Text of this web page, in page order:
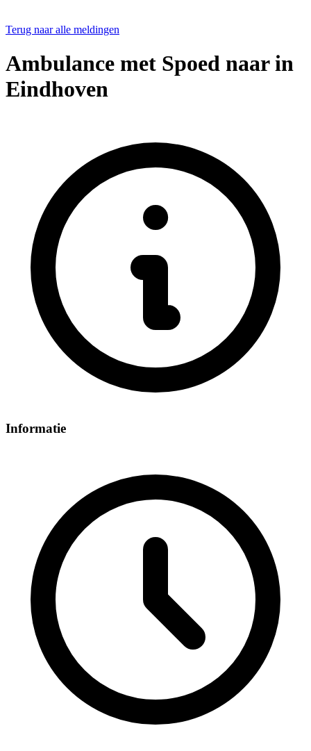
Terug naar alle meldingen
Ambulance met Spoed naar in
Eindhoven
Informatie